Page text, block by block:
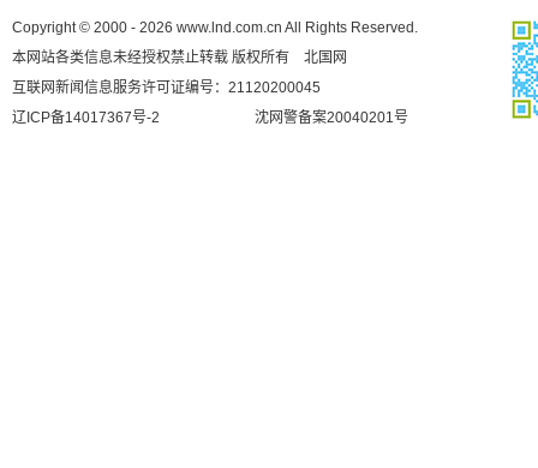
Copyright © 2000 - 2026 www.lnd.com.cn All Rights Reserved.
本网站各类信息未经授权禁止转载 版权所有 北国网
互联网新闻信息服务许可证编号：21120200045
辽ICP备14017367号-2
沈网警备案20040201号